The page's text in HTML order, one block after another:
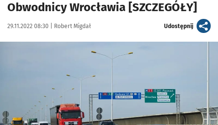
Obwodnicy Wrocławia [SZCZEGÓŁY]
Data publikacji:
29.11.2022 08:30 | Autor:
Robert Migdał Udostępnijartykuł